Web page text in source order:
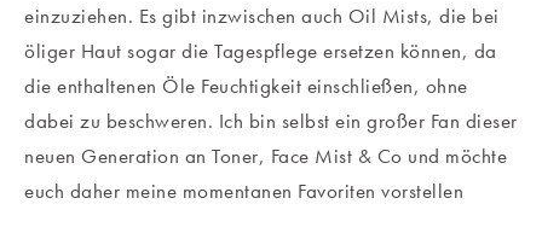
einzuziehen. Es gibt inzwischen auch Oil Mists, die bei
öliger Haut sogar die Tagespflege ersetzen können, da
die enthaltenen Öle Feuchtigkeit einschließen, ohne
dabei zu beschweren. Ich bin selbst ein großer Fan dieser
neuen Generation an Toner, Face Mist & Co und möchte
euch daher meine momentanen Favoriten vorstellen